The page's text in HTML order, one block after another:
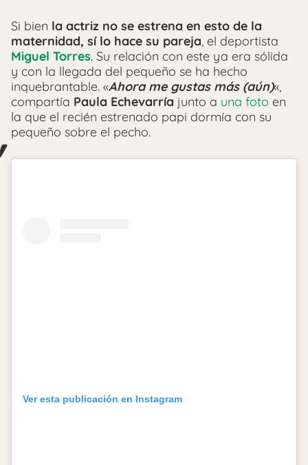
Si bien la actriz no se estrena en esto de la
maternidad, sí lo hace su pareja, el deportista
Miguel Torres. Su relación con este ya era sólida
y con la llegada del pequeño se ha hecho
inquebrantable. «Ahora me gustas más (aún)«,
compartía Paula Echevarría junto a una foto en
la que el recién estrenado papi dormía con su
pequeño sobre el pecho.
Ver esta publicación en Instagram